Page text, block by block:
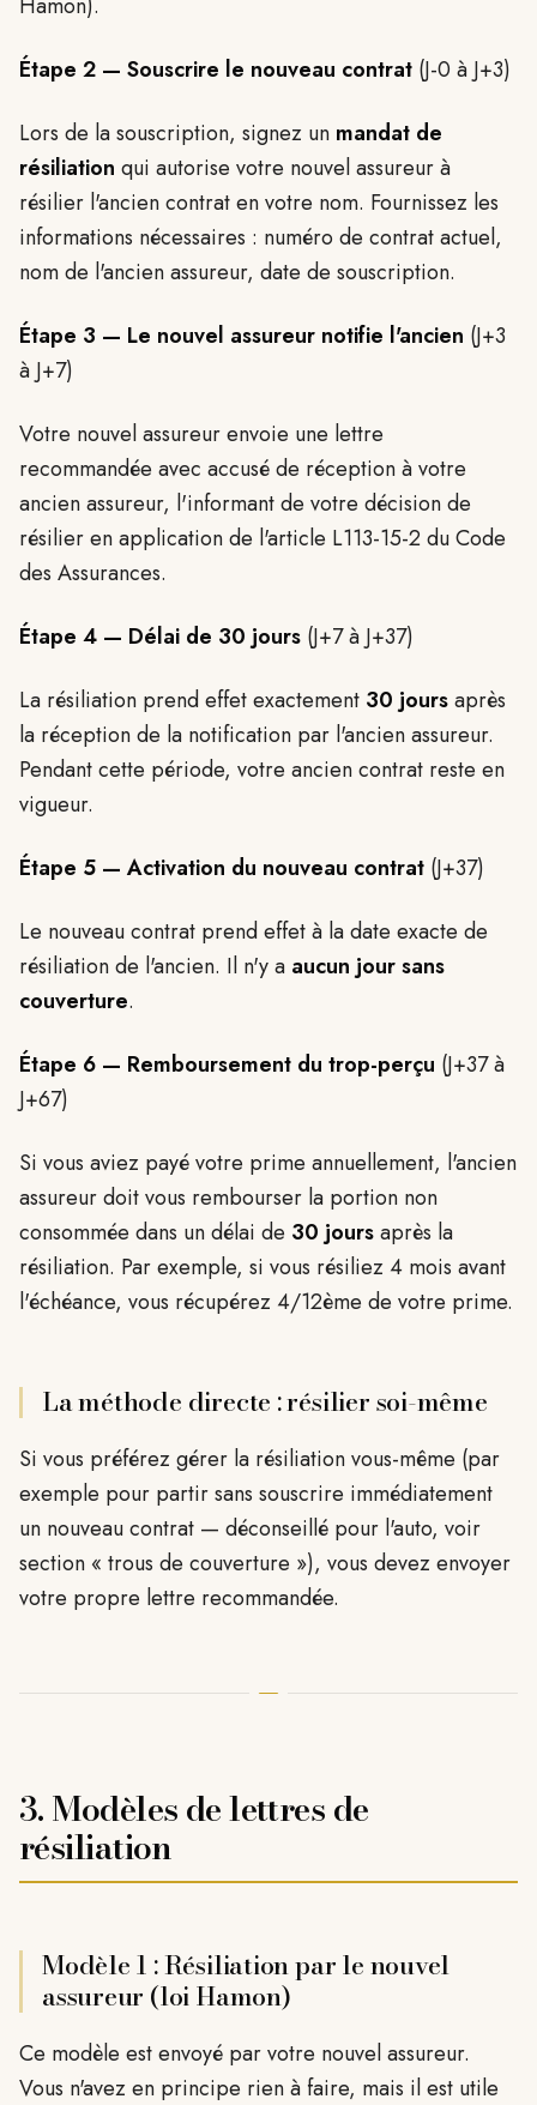
Étape 2 — Souscrire le nouveau contrat (J-0 à J+3)
Lors de la souscription, signez un mandat de
résiliation qui autorise votre nouvel assureur à
résilier l'ancien contrat en votre nom. Fournissez les
informations nécessaires : numéro de contrat actuel,
nom de l'ancien assureur, date de souscription.
Étape 3 — Le nouvel assureur notifie l'ancien (J+3
à J+7)
Votre nouvel assureur envoie une lettre
recommandée avec accusé de réception à votre
ancien assureur, l'informant de votre décision de
résilier en application de l'article L113-15-2 du Code
des Assurances.
Étape 4 — Délai de 30 jours (J+7 à J+37)
La résiliation prend effet exactement 30 joursaprès
la réception de la notification par l'ancien assureur.
Pendant cette période, votre ancien contrat reste en
vigueur.
Étape 5 — Activation du nouveau contrat (J+37)
Le nouveau contrat prend effet à la date exacte de
résiliation de l'ancien. Il n'y a aucun jour sans
couverture.
Étape 6 — Remboursement du trop-perçu (J+37 à
J+67)
Si vous aviez payé votre prime annuellement, l'ancien
assureur doit vous rembourser la portion non
consommée dans un délai de 30 joursaprès la
résiliation. Par exemple, si vous résiliez 4 mois avant
l'échéance, vous récupérez 4/12ème de votre prime.
La méthode directe : résilier soi-même
Si vous préférez gérer la résiliation vous-même (par
exemple pour partir sans souscrire immédiatement
un nouveau contrat — déconseillé pour l'auto, voir
section « trous de couverture »), vous devez envoyer
votre propre lettre recommandée.
3. Modèles de lettres de
résiliation
Modèle 1 : Résiliation par le nouvel
assureur (loi Hamon)
Ce modèle est envoyé par votre nouvel assureur.
Vous n'avez en principe rien à faire, mais il est utile